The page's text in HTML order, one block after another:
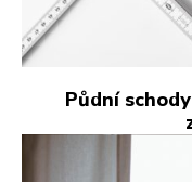
Půdní